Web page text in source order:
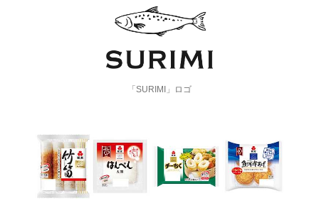
「SURIMI」ロゴ